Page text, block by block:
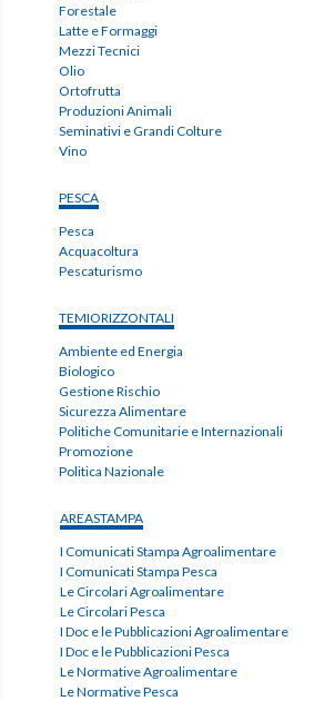
Forestale
Latte e Formaggi
Mezzi Tecnici
Olio
Ortofrutta
Produzioni Animali
Seminativi e Grandi Colture
Vino
PESCA
Pesca
Acquacoltura
Pescaturismo
TEMIORIZZONTALI
Ambiente ed Energia
Biologico
Gestione Rischio
Sicurezza Alimentare
Politiche Comunitarie e Internazionali
Promozione
Politica Nazionale
AREASTAMPA
I Comunicati Stampa Agroalimentare
I Comunicati Stampa Pesca
Le Circolari Agroalimentare
Le Circolari Pesca
I Doc e le Pubblicazioni Agroalimentare
I Doc e le Pubblicazioni Pesca
Le Normative Agroalimentare
Le Normative Pesca